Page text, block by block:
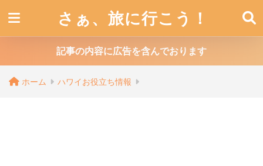
さぁ、旅に行こう！
記事の内容に広告を含んでおります
ホーム ハワイお役立ち情報